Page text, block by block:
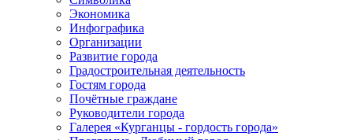
Экономика
Инфографика
Организации
Развитие города
Градостроительная деятельность
Гостям города
Почётные граждане
Руководители города
Галерея «Курганцы - гордость города»